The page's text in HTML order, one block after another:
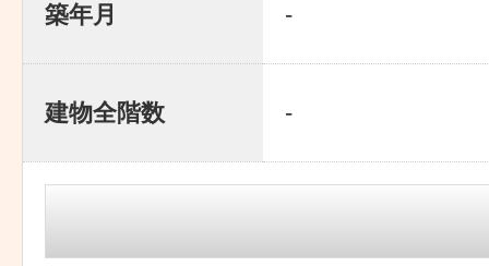
築年月 -
建物全階数 -